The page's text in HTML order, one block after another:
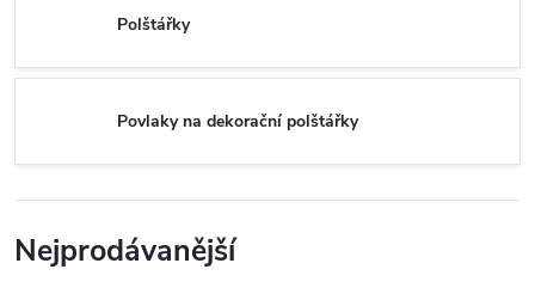
Polštářky
Povlaky na dekorační polštářky
Nejprodávanější